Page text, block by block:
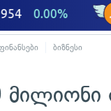
ბიზნესი